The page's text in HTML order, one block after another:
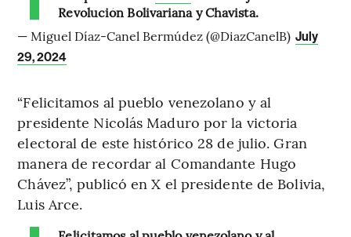
Revolución Bolivariana y Chavista.
— Miguel Díaz-Canel Bermúdez (@DiazCanelB) July
29, 2024
“Felicitamos al pueblo venezolano y al
presidente Nicolás Maduro por la victoria
electoral de este histórico 28 de julio. Gran
manera de recordar al Comandante Hugo
Chávez”, publicó en X el presidente de Bolivia,
Luis Arce.